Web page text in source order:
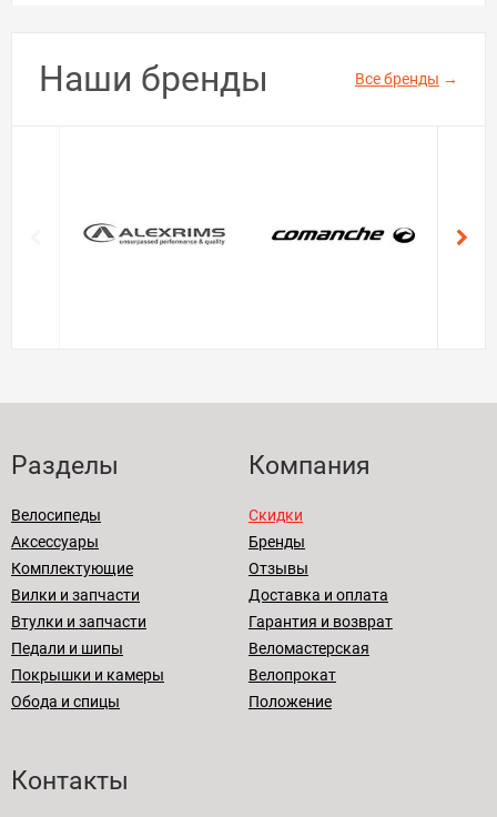
Наши бренды Все бренды →
Разделы
Велосипеды
Аксессуары
Комплектующие
Вилки и запчасти
Втулки и запчасти
Педали и шипы
Покрышки и камеры
Обода и спицы
Компания
Скидки
Бренды
Отзывы
Доставка и оплата
Гарантия и возврат
Веломастерская
Велопрокат
Положение
Контакты